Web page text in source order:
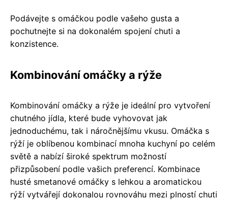
Podávejte s omáčkou podle vašeho gusta a
pochutnejte si na dokonalém spojení chuti a
konzistence.
Kombinování omáčky a rýže
Kombinování omáčky a rýže je ideální pro vytvoření
chutného jídla, které bude vyhovovat jak
jednoduchému, tak i náročnějšímu vkusu. Omáčka s
rýží je oblíbenou kombinací mnoha kuchyní po celém
světě a nabízí široké spektrum možností
přizpůsobení podle vašich preferencí. Kombinace
husté smetanové omáčky s lehkou a aromatickou
rýží vytvářejí dokonalou rovnováhu mezi plností chuti